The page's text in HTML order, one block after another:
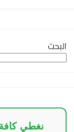
البحث
نغطي